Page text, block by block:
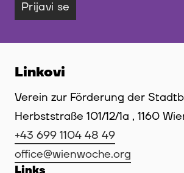
Prijavi se
Linkovi
Verein zur Förderung der
Herbststraße 101/12/1a , 1160
+43 699 1104 48 49
office@wienwoche.org